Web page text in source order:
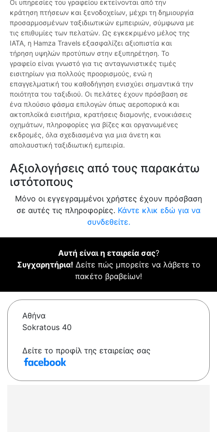
Οι υπηρεσίες του γραφείου εκτείνονται από την
κράτηση πτήσεων και ξενοδοχείων, μέχρι τη δημιουργία
προσαρμοσμένων ταξιδιωτικών εμπειριών, σύμφωνα με
τις επιθυμίες των πελατών. Ως εγκεκριμένο μέλος της
IATA, η Hamza Travels εξασφαλίζει αξιοπιστία και
τήρηση υψηλών προτύπων στην εξυπηρέτηση. Το
γραφείο είναι γνωστό για τις ανταγωνιστικές τιμές
εισιτηρίων για πολλούς προορισμούς, ενώ η
επαγγελματική του καθοδήγηση ενισχύει σημαντικά την
ποιότητα του ταξιδιού. Οι πελάτες έχουν πρόσβαση σε
ένα πλούσιο φάσμα επιλογών όπως αεροπορικά και
ακτοπλοϊκά εισιτήρια, κρατήσεις διαμονής, ενοικιάσεις
οχημάτων, πληροφορίες για βίζες και οργανωμένες
εκδρομές, όλα σχεδιασμένα για μια άνετη και
απολαυστική ταξιδιωτική εμπειρία.
Αξιολογήσεις από τους παρακάτω
ιστότοπους
Μόνο οι εγγεγραμμένοι χρήστες έχουν πρόσβαση
σε αυτές τις πληροφορίες. Κάντε κλικ εδώ για να
συνδεθείτε.
Αυτή είναι η εταιρεία σας?
Συγχαρητήρια! Δείτε πώς μπορείτε να λάβετε το
πακέτο βραβείων!
Αθήνα
Sokratous 40
Δείτε το προφίλ της εταιρείας σας